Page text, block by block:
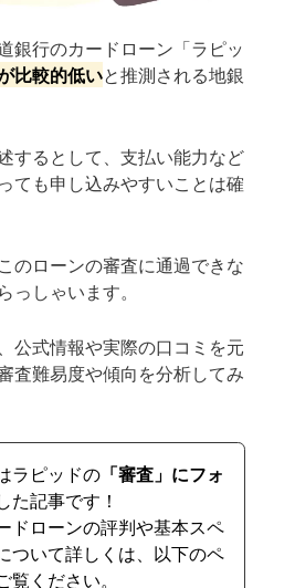
銀行のカードローン「ラピッ
比較的低いと推測される地銀
するとして、支払い能力など
ても申し込みやすいことは確
のローンの審査に通過できな
っしゃいます。
公式情報や実際の口コミを元
査難易度や傾向を分析してみ
ラピッドの「審査」にフォ
た記事です！
ドローンの評判や基本スペ
ついて詳しくは、以下のペ
覧ください。